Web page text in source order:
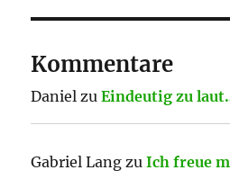
Kommentare
Daniel zuEindeutig zu
Gabriel Lang zuIch freue